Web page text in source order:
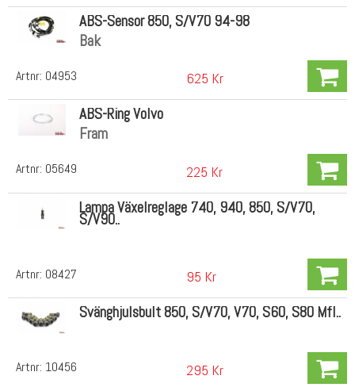
Artnr: 04953
ABS-Sensor 850, S/V70 94-98
Bak
625 Kr
Artnr: 05649
ABS-Ring Volvo
Fram
225 Kr
Artnr: 08427
Lampa Växelreglage 740, 940, 850, S/V70,
S/V90..
95 Kr
Artnr: 10456
Svänghjulsbult 850, S/V70, V70, S60, S80 Mfl..
295 Kr